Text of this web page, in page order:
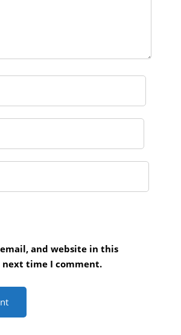
and website in this
time I comment.